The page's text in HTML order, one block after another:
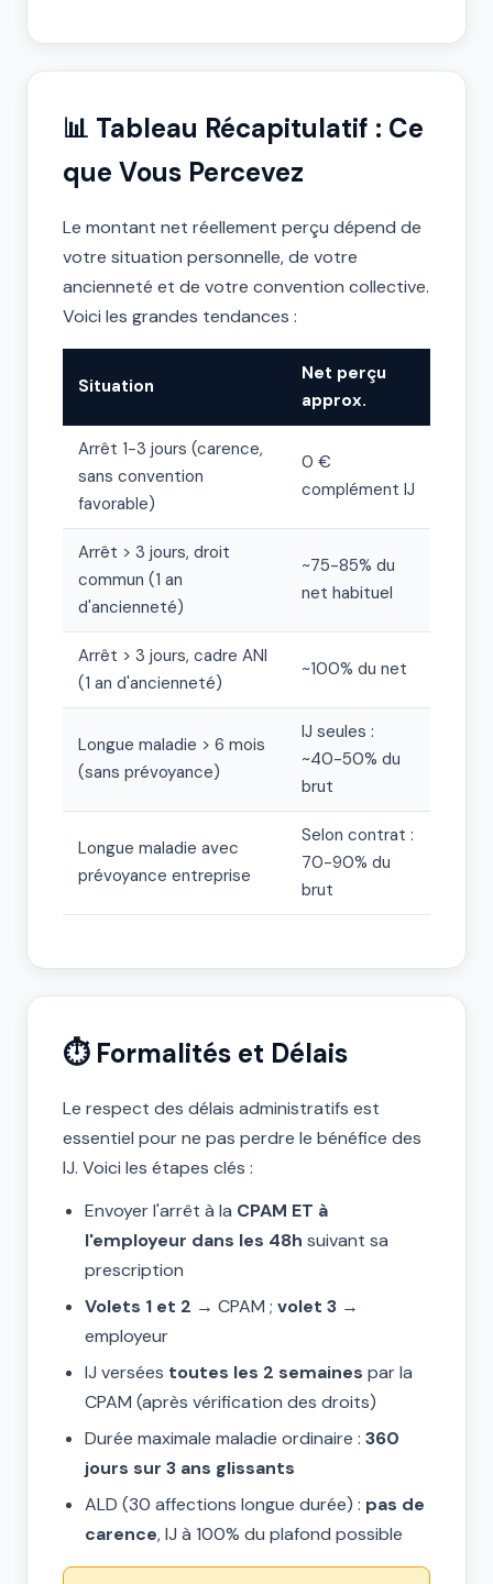
📊 Tableau Récapitulatif : Ce
que Vous Percevez
Le montant net réellement perçu dépend de
votre situation personnelle, de votre
ancienneté et de votre convention collective.
Voici les grandes tendances :
Situation
Net perçu
approx.
Arrêt 1-3 jours (carence,
sans convention
favorable)
0 €
complément IJ
Arrêt > 3 jours, droit
commun (1 an
d'ancienneté)
~75-85% du
net habituel
Arrêt > 3 jours, cadre ANI
(1 an d'ancienneté)
~100% du net
Longue maladie > 6 mois
(sans prévoyance)
IJ seules :
~40-50% du
brut
Longue maladie avec
prévoyance entreprise
Selon contrat :
70-90% du
brut
⏱️ Formalités et Délais
Le respect des délais administratifs est
essentiel pour ne pas perdre le bénéfice des
IJ. Voici les étapes clés :
Envoyer l'arrêt à la CPAM ET à
l'employeur dans les 48h suivant sa
prescription
Volets 1 et 2 → CPAM ; volet 3 →
employeur
IJ versées toutes les 2 semaines par la
CPAM (après vérification des droits)
Durée maximale maladie ordinaire : 360
jours sur 3 ans glissants
ALD (30 affections longue durée) : pas de
carence, IJ à 100% du plafond possible